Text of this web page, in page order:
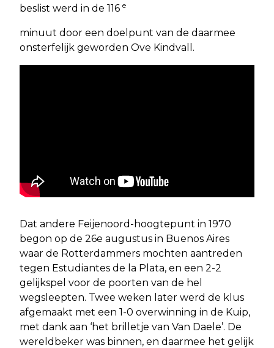
beslist werd in de 116 e
minuut door een doelpunt van de daarmee
onsterfelijk geworden Ove Kindvall.
Dat andere Feijenoord-hoogtepunt in 1970
begon op de 26e augustus in Buenos Aires
waar de Rotterdammers mochten aantreden
tegen Estudiantes de la Plata, en een 2-2
gelijkspel voor de poorten van de hel
wegsleepten. Twee weken later werd de klus
afgemaakt met een 1-0 overwinning in de Kuip,
met dank aan ‘het brilletje van Van Daele’. De
wereldbeker was binnen, en daarmee het gelijk